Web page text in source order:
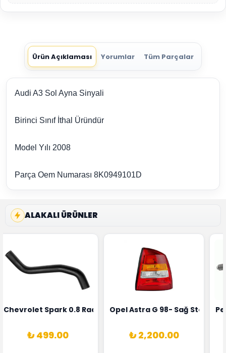
Ürün Açıklaması Yorumlar Tüm Parçalar
Audi A3 Sol Ayna Sinyali
Birinci Sınıf İthal Üründür
Model Yılı 2008
Parça Oem Numarası 8K0949101D
ALAKALI ÜRÜNLER
1628HN-0258010081
Alternatörü Valeo Marka 05E903018G
Chevrolet Spark 0.8 Radyatör Üst Hortumu Rapro Marka
₺ 499.00
Opel Astra G 98- Sağ Stop
₺ 2,200.00